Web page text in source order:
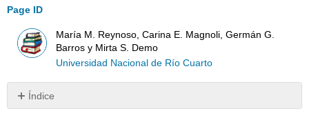
Page ID
María M. Reynoso, Carina E. Magnoli, Germán G.
Barros y Mirta S. Demo
Universidad Nacional de Río Cuarto
Índice
Sin